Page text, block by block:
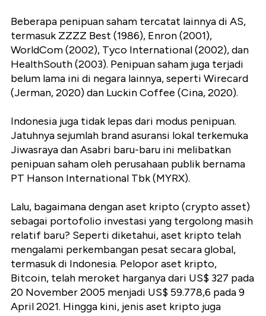
Beberapa penipuan saham tercatat lainnya di AS,
termasuk ZZZZ Best (1986), Enron (2001),
WorldCom (2002), Tyco International (2002), dan
HealthSouth (2003). Penipuan saham juga terjadi
belum lama ini di negara lainnya, seperti Wirecard
(Jerman, 2020) dan Luckin Coffee (Cina, 2020).
Indonesia juga tidak lepas dari modus penipuan.
Jatuhnya sejumlah brand asuransi lokal terkemuka
Jiwasraya dan Asabri baru-baru ini melibatkan
penipuan saham oleh perusahaan publik bernama
PT Hanson International Tbk (MYRX).
Lalu, bagaimana dengan aset kripto (crypto asset)
sebagai portofolio investasi yang tergolong masih
relatif baru? Seperti diketahui, aset kripto telah
mengalami perkembangan pesat secara global,
termasuk di Indonesia. Pelopor aset kripto,
Bitcoin, telah meroket harganya dari US$ 327 pada
20 November 2005 menjadi US$ 59.778,6 pada 9
April 2021. Hingga kini, jenis aset kripto juga